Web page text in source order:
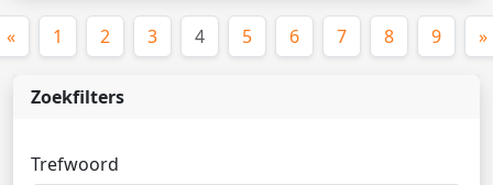
Zoekfilters
Trefwoord
« 1 2 3 4(huidige)
5 6 7 8 9 »